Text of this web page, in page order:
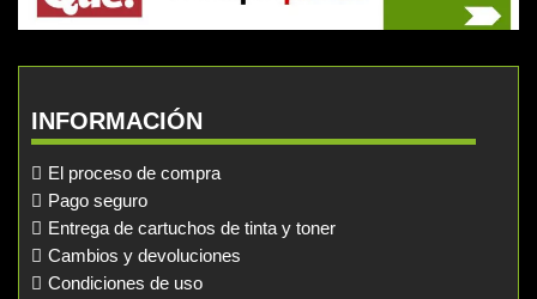
INFORMACIÓN
El proceso de compra
Pago seguro
Entrega de cartuchos de tinta y toner
Cambios y devoluciones
Condiciones de uso